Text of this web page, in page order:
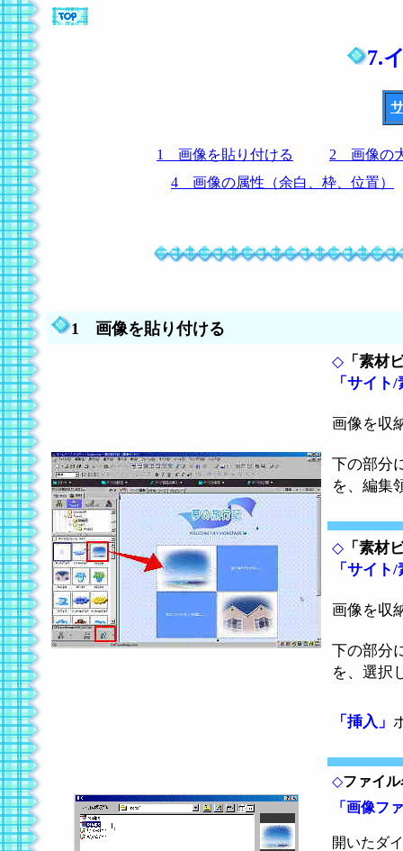
7.
1 画像を貼り付ける
2 画像の
4 画像の属性（余白、枠、位置）
1 画像を貼り付ける
◇ 「素材
「サイト
画像を収
下の部分
を、編集
◇ 「素材
「サイト
画像を収
下の部分
を、選択
「挿入」
◇ファイ
「画像フ
開いたダ